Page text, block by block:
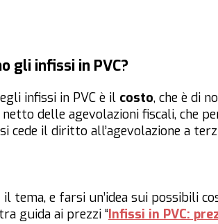
gli infissi in PVC?
infissi in PVC è il costo, che è di
delle agevolazioni fiscali, che
cede il diritto all’agevolazione a
tema, e farsi un’idea sui possibili
guida ai prezzi “Infissi in PVC: